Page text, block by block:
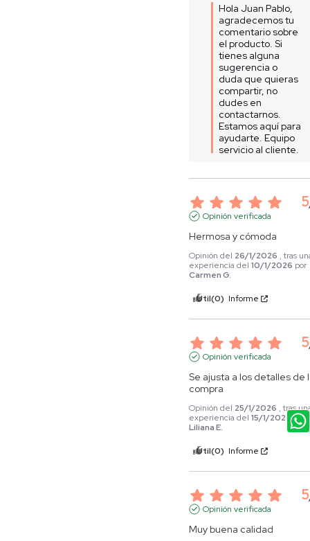
Hola Juan Pablo,
agradecemos tu
comentario sobre
el producto. Si
tienes alguna
sugerencia o
duda que quieras
compartir, no
dudes en
contactarnos.
Estamos aquí para
ayudarte. Equipo
servicio al cliente.
5
Opinión verificada
Hermosa y cómoda
Opinión del 26/1/2026 , tras
experiencia del10/1/2026 por
Carmen G.
Útil(0) Informe
5
Opinión verificada
Se ajusta a los detalles de
compra
Opinión del 25/1/2026 , tras
experiencia del15/1/2026por
Liliana E.
Útil(0) Informe
5
Opinión verificada
Muy buena calidad